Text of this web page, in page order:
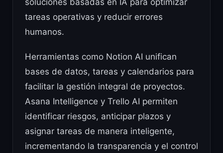
tareas operativas y reducir errores
humanos.
Herramientas como Notion AI unifican
bases de datos, tareas y calendarios para
facilitar la gestión integral de proyectos.
Asana Intelligence y Trello AI permiten
identificar riesgos, anticipar plazos y
asignar tareas de manera inteligente,
incrementando la transparencia y el control